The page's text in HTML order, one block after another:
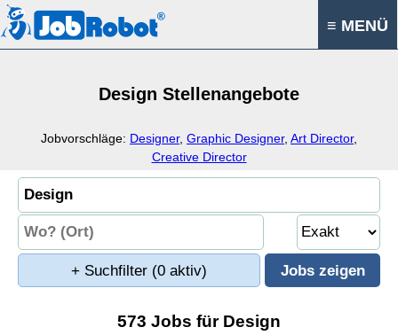
≡ MENÜ
Design Stellenangebote
Jobvorschläge: Designer, Graphic Designer, Art Director,
Creative Director
+ Suchfilter (0 aktiv)
573 Jobs für Design